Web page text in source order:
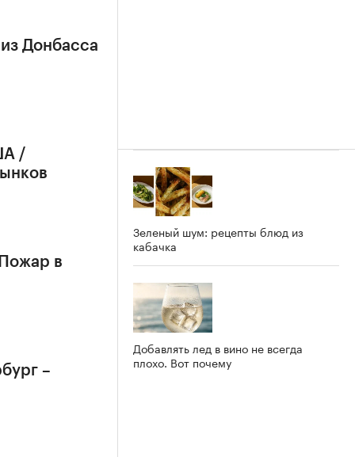
Донбасса
/
в
–
Зеленый шум: рецепты блюд из
кабачка
Добавлять лед в вино не всегда
плохо. Вот почему